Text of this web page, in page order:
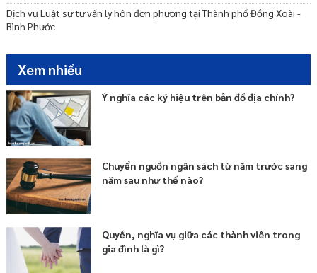
Dịch vụ Luật sư tư vấn ly hôn đơn phương tại Thành phố Đồng Xoài -
Bình Phước
Xem nhiều
Ý nghĩa các ký hiệu trên bản đồ địa chính?
Chuyển nguồn ngân sách từ năm trước sang
năm sau như thế nào?
Quyền, nghĩa vụ giữa các thành viên trong
gia đình là gì?